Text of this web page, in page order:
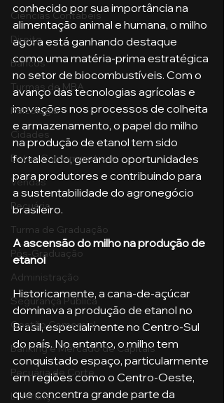
Ciências Contábeis
Direito
Bancos
Turmas de MBA
Psicologia
Cidades
Datas Comemorativas
Vendas
Pecuária
Turma de Graduação
Pós-Graduação
Administração
Segurança Publica
Gestão Comercial
Banking e Mercado de Capitais
Pecuária de Corte
Liderança
conhecido por sua importância na
alimentação animal e humana, o milho
agora está ganhando destaque
como uma matéria-prima estratégica
no setor de biocombustíveis. Com o
avanço das tecnologias agrícolas e
inovações nos processos de colheita
e armazenamento, o papel do milho
na produção de etanol tem sido
fortalecido, gerando oportunidades
para produtores e contribuindo para
a sustentabilidade do agronegócio
brasileiro.
A ascensão do milho na produção de
etanol
Historicamente, a cana-de-açúcar
dominava a produção de etanol no
Brasil, especialmente no Centro-Sul
do país. No entanto, o milho tem
conquistado espaço, particularmente
em regiões como o Centro-Oeste,
que concentra grande parte da